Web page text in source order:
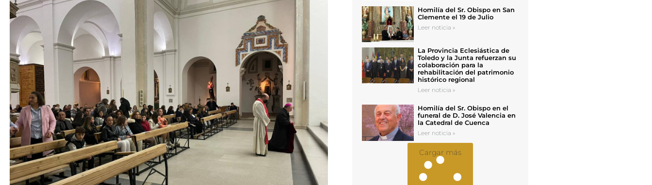
Homilía del Sr. Obispo en San
Clemente el 19 de Julio
Leer noticia »
La Provincia Eclesiástica de
Toledo y la Junta refuerzan su
colaboración para la
rehabilitación del patrimonio
histórico regional
Leer noticia »
Homilía del Sr. Obispo en el
funeral de D. José Valencia en
la Catedral de Cuenca
Leer noticia »
Cargar más